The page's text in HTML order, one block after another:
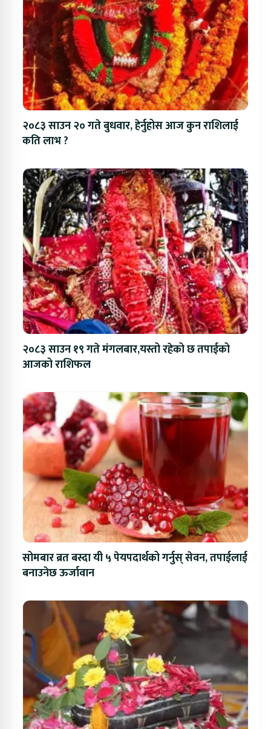
२०८३ साउन २० गते बुधवार, हेर्नुहोस आज कुन राशिलाई
कति लाभ ?
२०८३ साउन १९ गते मंगलबार,यस्तो रहेको छ तपाईको
आजको राशिफल
सोमबार ब्रत बस्दा यी ५ पेयपदार्थको गर्नुस् सेवन, तपाईलाई
बनाउनेछ ऊर्जावान